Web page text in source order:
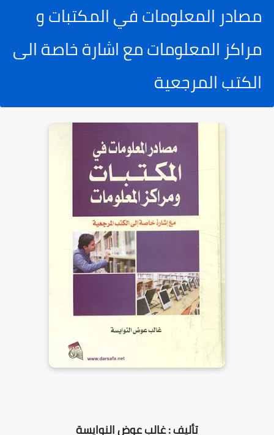
مصادر المعلومات في المكتبات و
مراكز المعلومات مع اشارة خاصة الى
الكتب المرجعية
تأليف : غالب عوض النوايسة